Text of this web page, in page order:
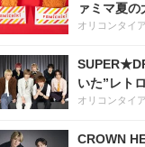
ァミマ夏
オリコンタイ
いた”レト
オリコンタイ
CROWN